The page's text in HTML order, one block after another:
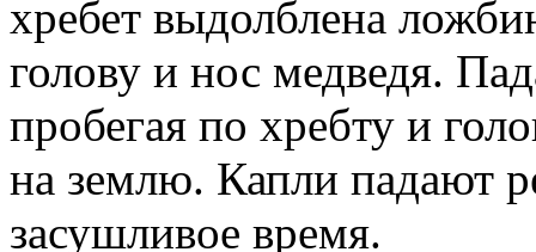
хребет выдолблена
голову и нос медведя.
пробегая по хребту и
на землю. Капли падают
засушливое время.